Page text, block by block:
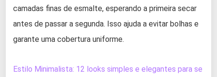
camadas finas de esmalte, esperando a primeira secar
antes de passar a segunda. Isso ajuda a evitar bolhas e
garante uma cobertura uniforme.
Estilo Minimalista: 12 looks simples e elegantes para se